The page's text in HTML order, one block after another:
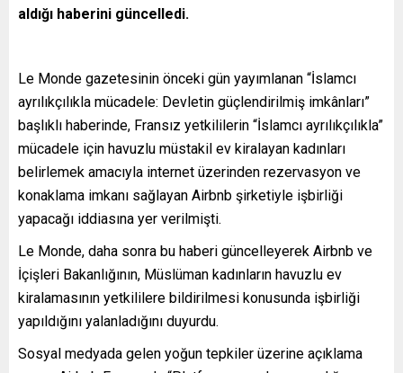
aldığı haberini güncelledi.
Le Monde gazetesinin önceki gün yayımlanan “İslamcı
ayrılıkçılıkla mücadele: Devletin güçlendirilmiş imkânları”
başlıklı haberinde, Fransız yetkililerin “İslamcı ayrılıkçılıkla”
mücadele için havuzlu müstakil ev kiralayan kadınları
belirlemek amacıyla internet üzerinden rezervasyon ve
konaklama imkanı sağlayan Airbnb şirketiyle işbirliği
yapacağı iddiasına yer verilmişti.
Le Monde, daha sonra bu haberi güncelleyerek Airbnb ve
İçişleri Bakanlığının, Müslüman kadınların havuzlu ev
kiralamasının yetkililere bildirilmesi konusunda işbirliği
yapıldığını yalanladığını duyurdu.
Sosyal medyada gelen yoğun tepkiler üzerine açıklama